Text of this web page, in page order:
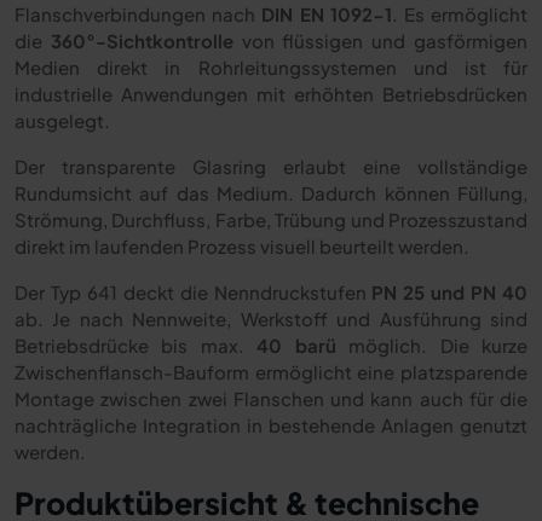
Flanschverbindungen nach DIN EN 1092-1 . Es ermöglicht
die 360°-Sichtkontrolle von flüssigen und gasförmigen
Medien direkt in Rohrleitungssystemen und ist für
industrielle Anwendungen mit erhöhten Betriebsdrücken
ausgelegt.
Der transparente Glasring erlaubt eine vollständige
Rundumsicht auf das Medium. Dadurch können Füllung,
Strömung, Durchfluss, Farbe, Trübung und Prozesszustand
direkt im laufenden Prozess visuell beurteilt werden.
Der Typ 641 deckt die Nenndruckstufen PN 25 und PN 40
ab. Je nach Nennweite, Werkstoff und Ausführung sind
Betriebsdrücke bis max. 40 barü möglich. Die kurze
Zwischenflansch-Bauform ermöglicht eine platzsparende
Montage zwischen zwei Flanschen und kann auch für die
nachträgliche Integration in bestehende Anlagen genutzt
werden.
Produktübersicht & technische